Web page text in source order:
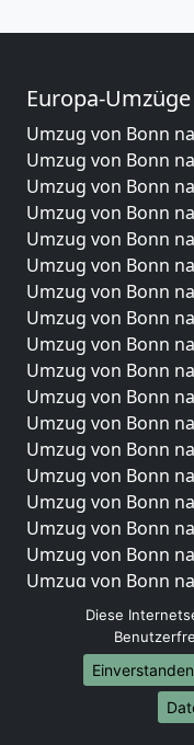
Europa-Umzüge
Umzug von Bonn
Umzug von Bonn
Umzug von Bonn
Umzug von Bonn
Umzug von Bonn
Umzug von Bonn
Umzug von Bonn
Umzug von Bonn
Umzug von Bonn
Umzug von Bonn
Umzug von Bonn
Umzug von Bonn
Umzug von Bonn
Umzug von Bonn
Umzug von Bonn
Umzug von Bonn
Umzug von Bonn
Umzug von Bonn
Umzug von Bonn
Umzug von Bonn
Umzüge-
Umzug von Bonn
Diese
Einverstanden